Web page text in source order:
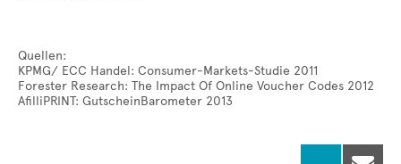
Quellen:
KPMG/ ECC Handel: Consumer-Markets-Studie 2011
Forester Research: The Impact Of Online Voucher Codes 2012
AfilliPRINT: GutscheinBarometer 2013